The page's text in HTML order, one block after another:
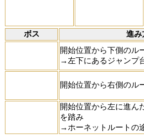
ボス
進み
開始位置から下側のル
→左下にあるジャンプ
開始位置から右側のル
開始位置から左に進ん
を踏み
→ホーネットルートの